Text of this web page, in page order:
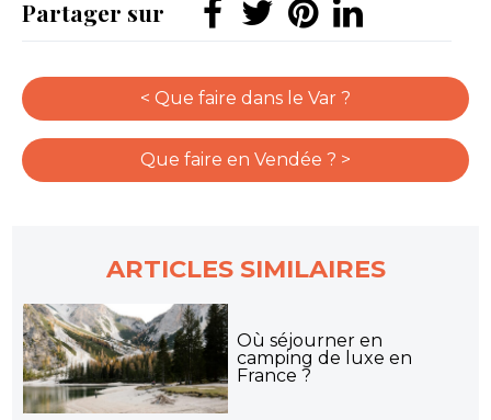
Partager sur
< Que faire dans le Var ?
Que faire en Vendée ? >
ARTICLES SIMILAIRES
Où séjourner en
camping de luxe en
France ?